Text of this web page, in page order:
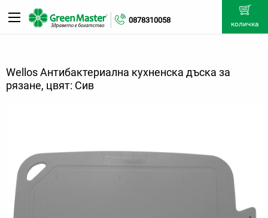
0878310058 количка
Wellos Антибактериална кухненска дъска за
рязане, цвят: Сив